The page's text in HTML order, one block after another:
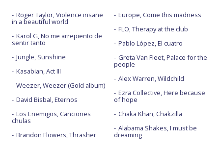
Roger Taylor, Violence insane
in a beautiful world
Karol G, No me arrepiento de
sentir tanto
Jungle, Sunshine
Kasabian, Act III
Weezer, Weezer (Gold album)
David Bisbal, Eternos
Los Enemigos, Canciones
chulas
Brandon Flowers, Thrasher
Europe, Come this madness
FLO, Therapy at the club
Pablo López, El cuatro
Greta Van Fleet, Palace for the
people
Alex Warren, Wildchild
Ezra Collective, Here because
of hope
Chaka Khan, Chakzilla
Alabama Shakes, I must be
dreaming